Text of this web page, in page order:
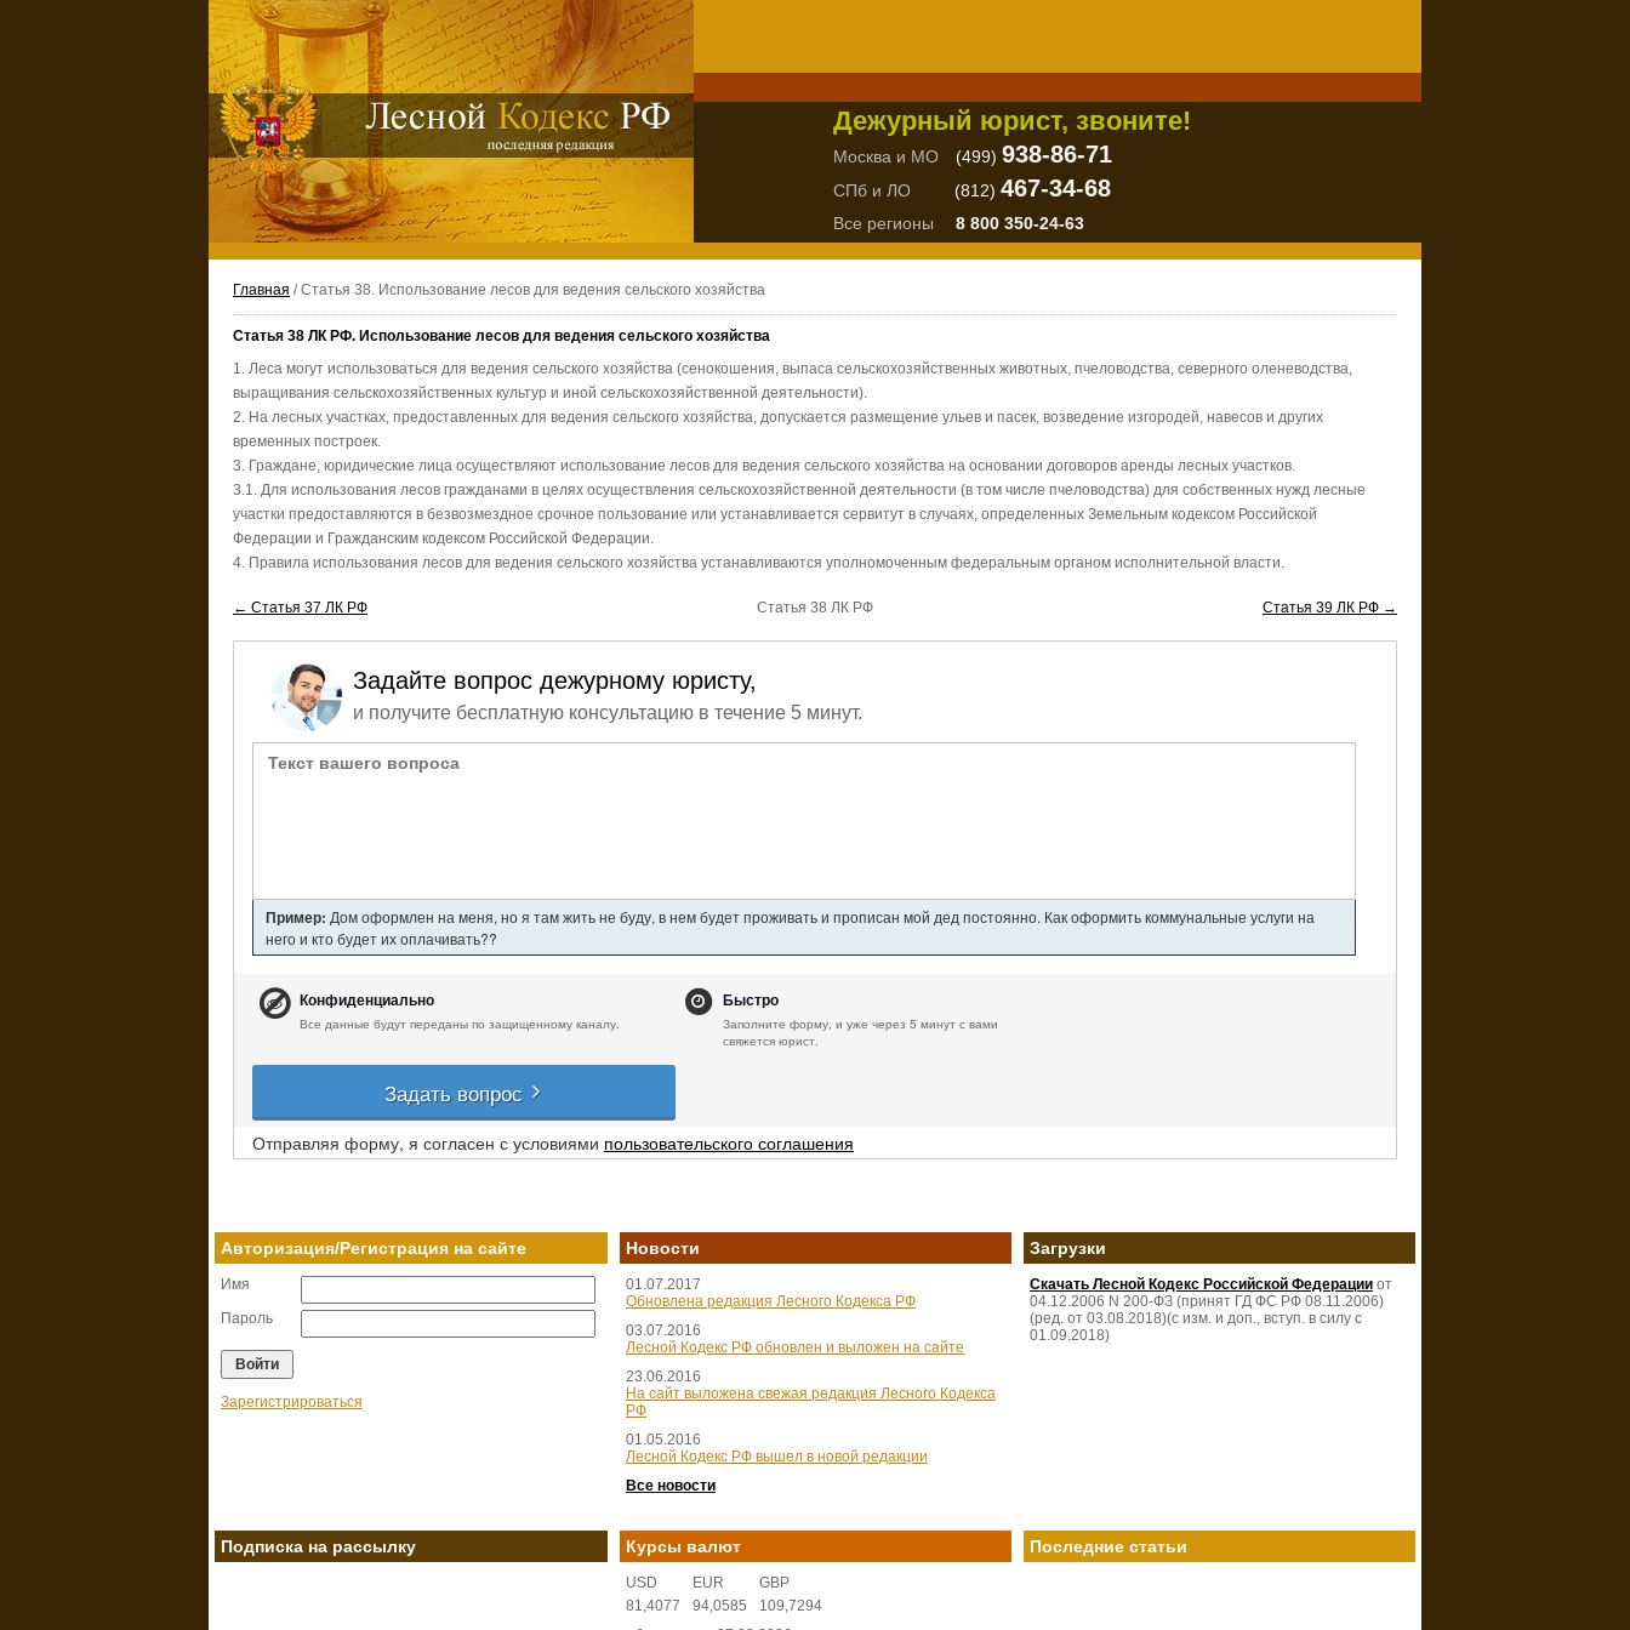
Дежурный юрист, звоните!
Москва и МО (499) 938-86-71
СПб и ЛО (812) 467-34-68
Все регионы 8 800 350-24-63
Главная / Статья 38. Использование лесов для ведения сельского хозяйства
Статья 38 ЛК РФ. Использование лесов для ведения сельского хозяйства
1. Леса могут использоваться для ведения сельского хозяйства (сенокошения, выпаса сельскохозяйственных животных, пчеловодства, северного оленеводства,
выращивания сельскохозяйственных культур и иной сельскохозяйственной деятельности).
2. На лесных участках, предоставленных для ведения сельского хозяйства, допускается размещение ульев и пасек, возведение изгородей, навесов и других
временных построек.
3. Граждане, юридические лица осуществляют использование лесов для ведения сельского хозяйства на основании договоров аренды лесных участков.
3.1. Для использования лесов гражданами в целях осуществления сельскохозяйственной деятельности (в том числе пчеловодства) для собственных нужд лесные
участки предоставляются в безвозмездное срочное пользование или устанавливается сервитут в случаях, определенных Земельным кодексом Российской
Федерации и Гражданским кодексом Российской Федерации.
4. Правила использования лесов для ведения сельского хозяйства устанавливаются уполномоченным федеральным органом исполнительной власти.
← Статья 37 ЛК РФ Статья 38 ЛК РФ Статья 39 ЛК РФ →
Задайте вопрос дежурному юристу,
и получите бесплатную консультацию в течение 5 минут.
Пример: Дом оформлен на меня, но я там жить не буду, в нем будет проживать и прописан мой дед постоянно. Как оформить коммунальные услуги на
него и кто будет их оплачивать??
Конфиденциально
Все данные будут переданы по защищенному каналу.
Быстро
Заполните форму, и уже через 5 минут с вами
свяжется юрист.
Задать вопрос
Отправляя форму, я согласен с условиями пользовательского соглашения
Авторизация/Регистрация на сайте
Имя
Пароль
Зарегистрироваться
Новости
01.07.2017
Обновлена редакция Лесного Кодекса РФ
03.07.2016
Лесной Кодекс РФ обновлен и выложен на сайте
23.06.2016
На сайт выложена свежая редакция Лесного Кодекса
РФ
01.05.2016
Лесной Кодекс РФ вышел в новой редакции
Все новости
Загрузки
Скачать Лесной Кодекс Российской Федерации от
04.12.2006 N 200-ФЗ (принят ГД ФС РФ 08.11.2006)
(ред. от 03.08.2018)(с изм. и доп., вступ. в силу с
01.09.2018)
Подписка на рассылку Курсы валют
USD EUR
GBP
81,4077
94,0585
109,7294
Последние статьи